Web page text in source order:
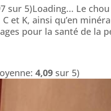
sur 5)Loading... Le
et K, ainsi qu’en
pour la santé de la
4,09 sur 5)